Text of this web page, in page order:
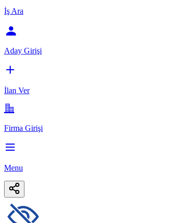
İş Ara
Aday Girişi
İlan Ver
Firma Girişi
Menu